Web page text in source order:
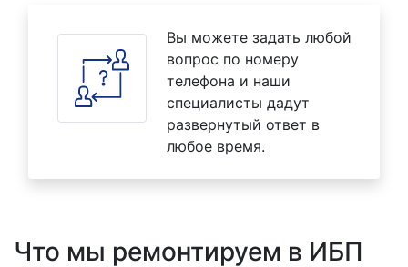
Вы можете задать любой
вопрос по номеру
телефона и наши
специалисты дадут
развернутый ответ в
любое время.
Что мы ремонтируем в ИБП